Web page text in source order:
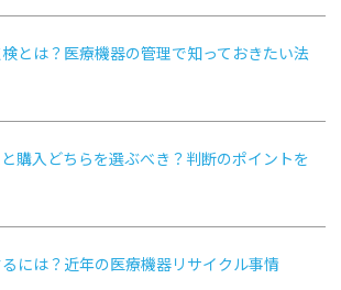
とは？医療機器の管理で知っておきたい法
購入どちらを選ぶべき？判断のポイントを
には？近年の医療機器リサイクル事情